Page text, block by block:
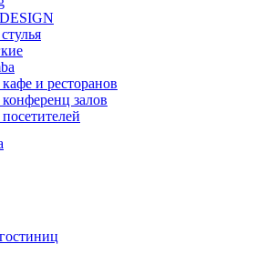
и ресторанов
залов